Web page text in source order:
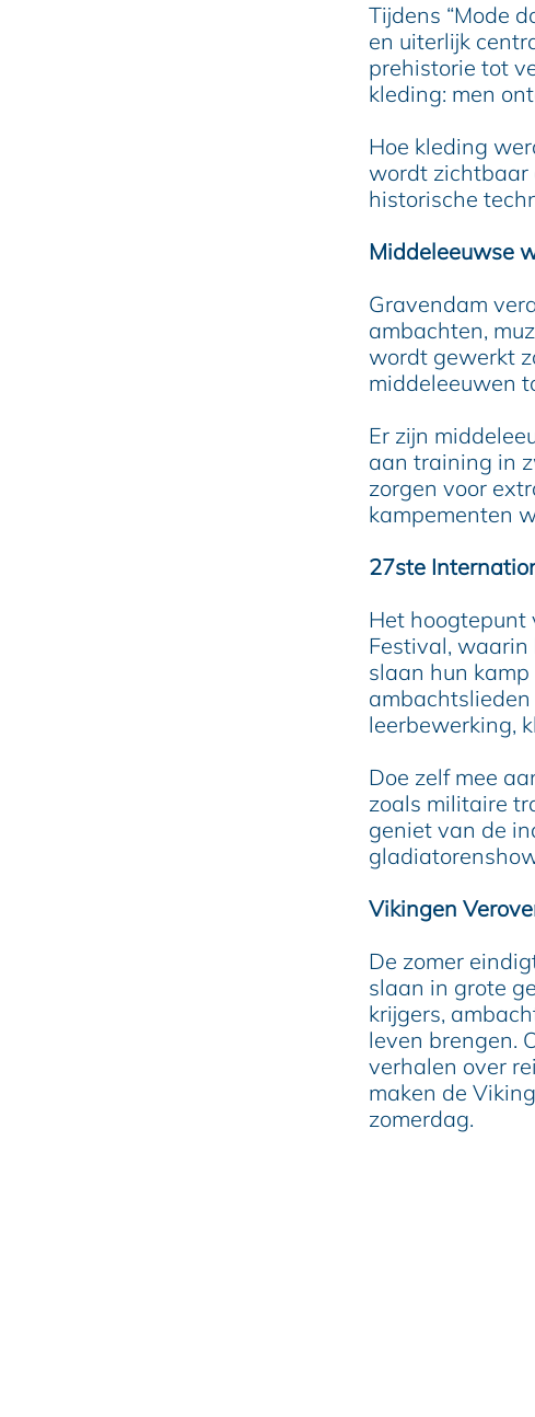
Tijdens “Mode
en uiterlijk
prehistorie tot
kleding: men
Hoe kleding
wordt zichtbaar
historische
Middeleeuwse
Gravendam
ambachten,
wordt gewerkt
middeleeuwen
Er zijn
aan training in
zorgen voor
kampementen
27ste
Het hoogtepunt
Festival,
slaan hun
leerbewerking,
Doe zelf mee
zoals militaire
geniet van de
Vikingen
De zomer
slaan in grote
krijgers,
leven brengen.
verhalen over
maken de
zomerdag.